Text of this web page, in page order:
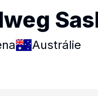
Austrálie